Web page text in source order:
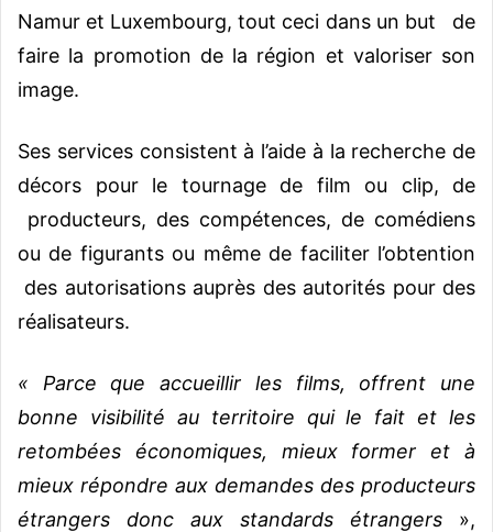
Namur et Luxembourg, tout ceci dans un but de
faire la promotion de la région et valoriser son
image.
Ses services consistent à l’aide à la recherche de
décors pour le tournage de film ou clip, de
producteurs, des compétences, de comédiens
ou de figurants ou même de faciliter l’obtention
des autorisations auprès des autorités pour des
réalisateurs.
« Parce que accueillir les films, offrent une
bonne visibilité au territoire qui le fait et les
retombées économiques, mieux former et à
mieux répondre aux demandes des producteurs
étrangers donc aux standards étrangers »,